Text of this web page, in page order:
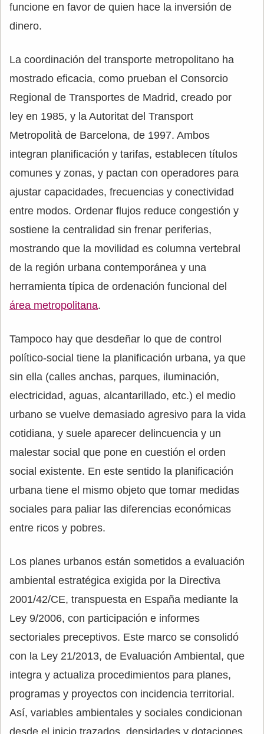
funcione en favor de quien hace la inversión de
dinero.
La coordinación del transporte metropolitano ha
mostrado eficacia, como prueban el Consorcio
Regional de Transportes de Madrid, creado por
ley en 1985, y la Autoritat del Transport
Metropolità de Barcelona, de 1997. Ambos
integran planificación y tarifas, establecen títulos
comunes y zonas, y pactan con operadores para
ajustar capacidades, frecuencias y conectividad
entre modos. Ordenar flujos reduce congestión y
sostiene la centralidad sin frenar periferias,
mostrando que la movilidad es columna vertebral
de la región urbana contemporánea y una
herramienta típica de ordenación funcional del
área metropolitana.
Tampoco hay que desdeñar lo que de control
político-social tiene la planificación urbana, ya que
sin ella (calles anchas, parques, iluminación,
electricidad, aguas, alcantarillado, etc.) el medio
urbano se vuelve demasiado agresivo para la vida
cotidiana, y suele aparecer delincuencia y un
malestar social que pone en cuestión el orden
social existente. En este sentido la planificación
urbana tiene el mismo objeto que tomar medidas
sociales para paliar las diferencias económicas
entre ricos y pobres.
Los planes urbanos están sometidos a evaluación
ambiental estratégica exigida por la Directiva
2001/42/CE, transpuesta en España mediante la
Ley 9/2006, con participación e informes
sectoriales preceptivos. Este marco se consolidó
con la Ley 21/2013, de Evaluación Ambiental, que
integra y actualiza procedimientos para planes,
programas y proyectos con incidencia territorial.
Así, variables ambientales y sociales condicionan
desde el inicio trazados, densidades y dotaciones,